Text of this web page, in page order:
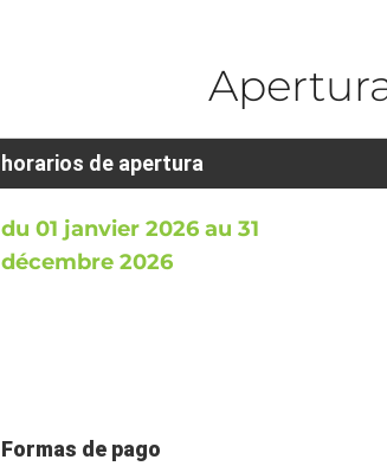
horarios de apertura
du 01 janvier 2026 au 31
décembre 2026
Formas de pago